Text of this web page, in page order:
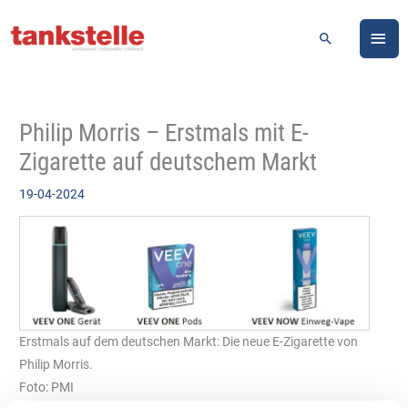
Inhalt
Suchen
Philip Morris – Erstmals mit E-
Zigarette auf deutschem Markt
19-04-2024
Erstmals auf dem deutschen Markt: Die neue E-Zigarette von
Philip Morris.
Foto: PMI